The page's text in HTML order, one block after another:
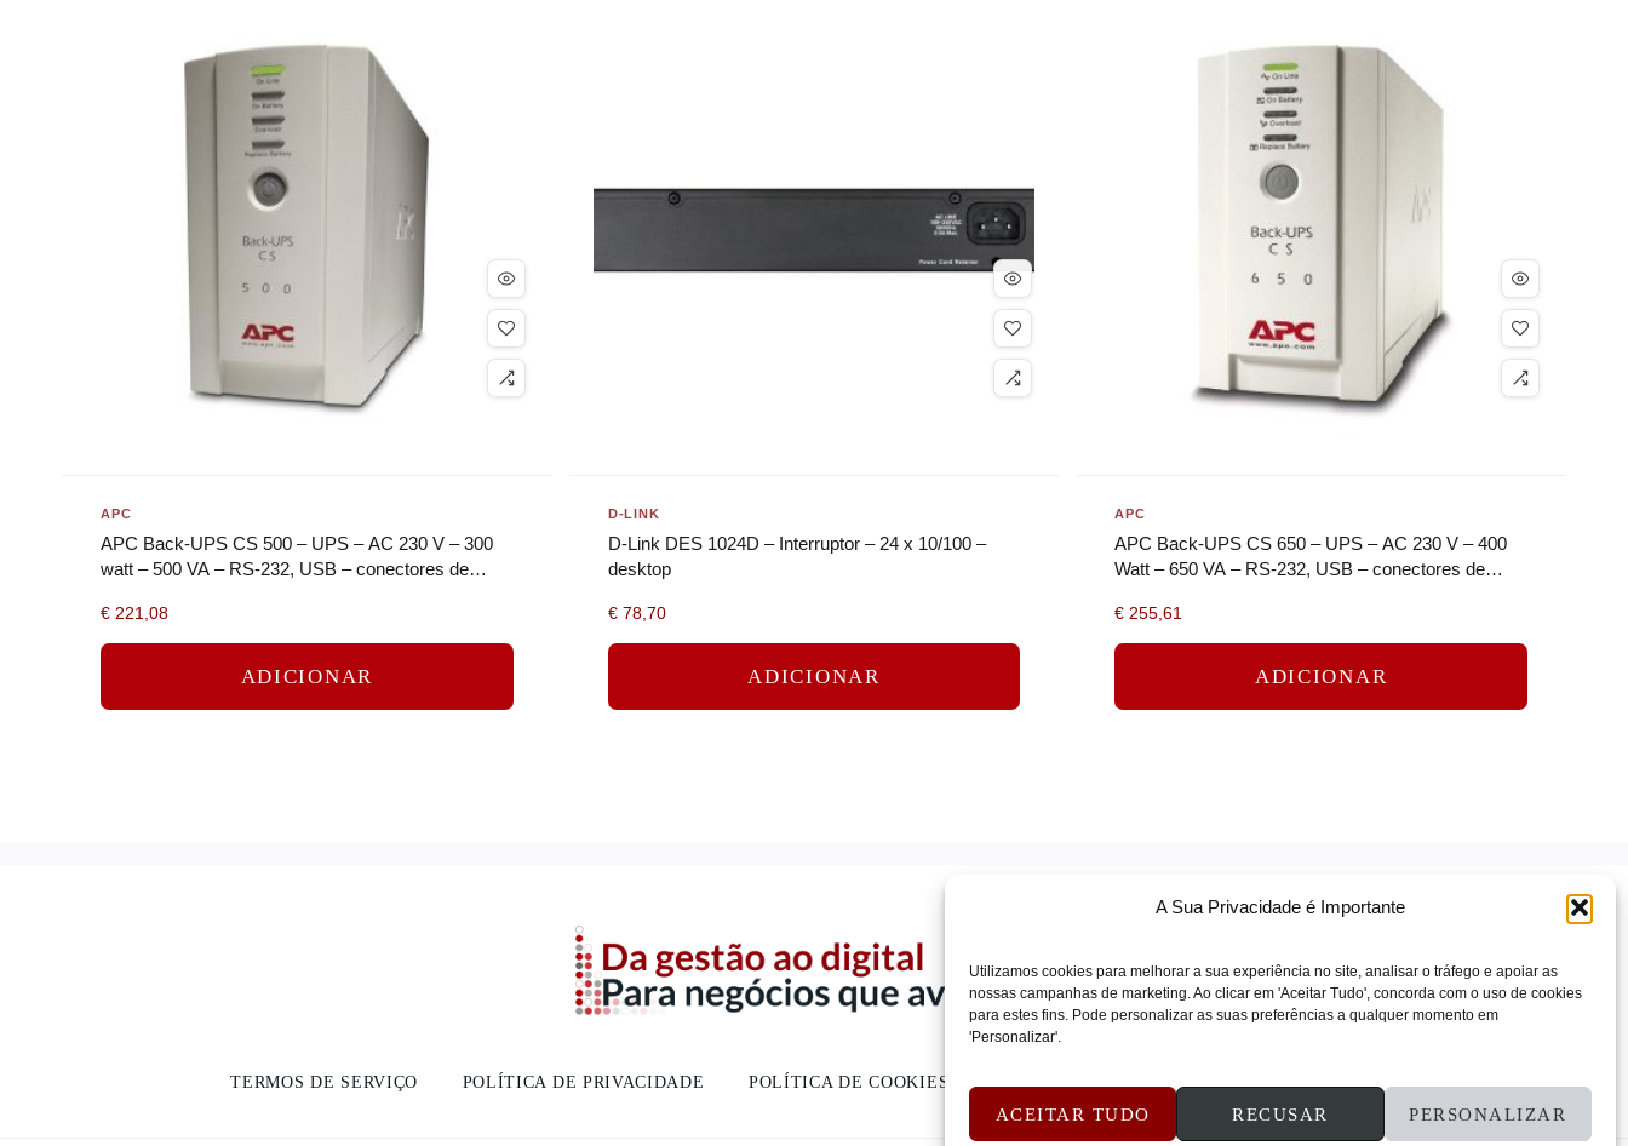
A Sua Privacidade é Importante
Utilizamos cookies para melhorar a sua experiência no site, analisar o tráfego e apoiar as
nossas campanhas de marketing. Ao clicar em 'Aceitar Tudo', concorda com o uso de cookies
para estes fins. Pode personalizar as suas preferências a qualquer momento em
'Personalizar'.
ACEITAR TUDO RECUSAR PERSONALIZAR
APC
APC Back-UPS CS 500 – UPS – AC 230 V – 300
watt – 500 VA – RS-232, USB – conectores de
€ 221,08
ADICIONAR
D-LINK
D-Link DES 1024D – Interruptor – 24 x 10/100 –
desktop
€78,70
ADICIONAR
APC
APC Back-UPS CS 650 – UPS – AC 230 V – 400
Watt – 650 VA – RS-232, USB – conectores de
€ 255,61
ADICIONAR
TERMOS DE SERVIÇO POLÍTICA DE PRIVACIDADE POLÍTICA DE COOKIES